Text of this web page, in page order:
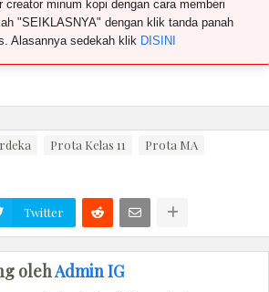
creator minum kopi dengan cara memberi
"SEIKLASNYA" dengan klik tanda panah
Alasannya sedekah klik DISINI
Prota Kelas 11
Prota MA
Twitter
olehAdmin IG